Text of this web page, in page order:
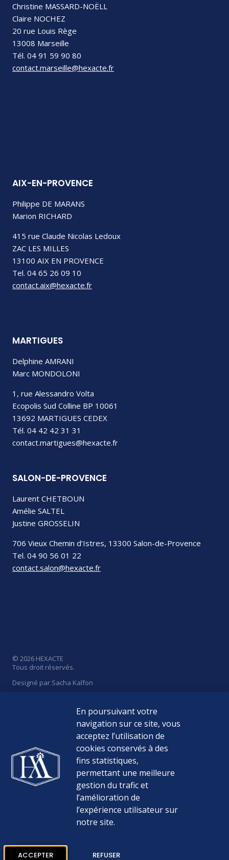
Christine MASSARD-NOËLL
Claire NOCHEZ
20 rue Louis Rège
13008 Marseille
Tél. 04 91 59 90 80
contact.marseille@hexacte.fr
AIX-EN-PROVENCE
Philippe DE MARANS
Marion RICHARD
415 rue Claude Nicolas Ledoux
ZAC LES MILLES
13100 AIX EN PROVENCE
Tel. 04 65 26 09 10
contact.aix@hexacte.fr
MARTIGUES
Delphine AMRANI
Marc MONDOLONI
1, rue Alessandro Volta
Ecopolis Sud Colline BP 10061
13692 MARTIGUES CEDEX
Tél. 04 42 42 31 31
contact.martigues@hexacte.fr
SALON-DE-PROVENCE
Laurent CHETBOUN
Amélie SALTEL
Justine GROSSELIN
706 Vieux Chemin d’Istres, 13300 Salon-de-Provence
Tel. 04 90 56 01 22
contact.salon@hexacte.fr
© 2026 HEXACTE
Tous droit réservés.
Designé par Sacha Kalfon
Politique de Confidentialité
Mentions Légales
Médiateur de la consommation
En poursuivant votre
navigation sur ce site, vous
acceptez l’utilisation de
cookies conservés à des
fins statistiques,
permettant une meilleure
gestion du trafic et
l’amélioration de
l’expérience utilisateur sur
notre site.
ACCEPTER REFUSER